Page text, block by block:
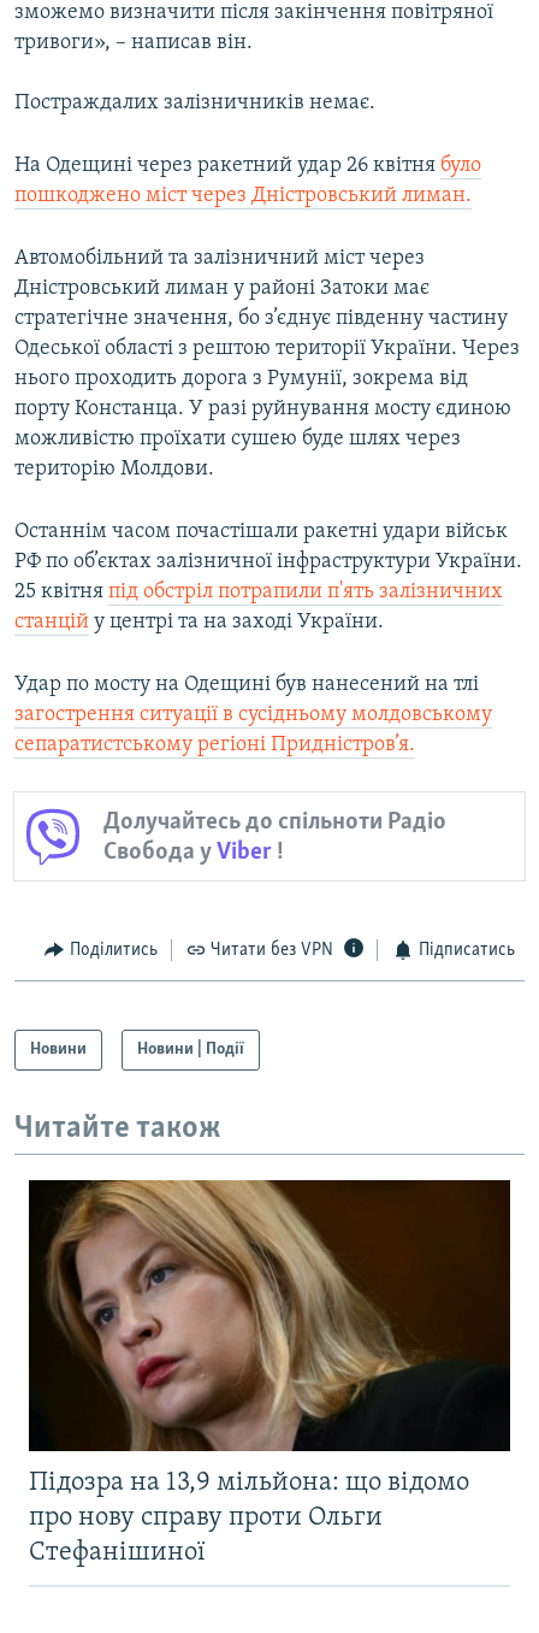
Усі сайти RFE/RL
зможемо визначити після закінчення повітряної
тривоги», – написав він.
Постраждалих залізничників немає.
На Одещині через ракетний удар 26 квітня було
пошкоджено міст через Дністровський лиман.
Автомобільний та залізничний міст через
Дністровський лиман у районі Затоки має
стратегічне значення, бо з’єднує південну частину
Одеської області з рештою території України. Через
нього проходить дорога з Румунії, зокрема від
порту Констанца. У разі руйнування мосту єдиною
можливістю проїхати сушею буде шлях через
територію Молдови.
Останнім часом почастішали ракетні удари військ
РФ по об’єктах залізничної інфраструктури України.
25 квітня під обстріл потрапили п'ять залізничних
станцій у центрі та на заході України.
Удар по мосту на Одещині був нанесений на тлі
загострення ситуації в сусідньому молдовському
сепаратистському регіоні Придністров’я.
Долучайтесь до спільноти Радіо
Свобода уViber !
Поділитись Читати без VPN Підписатись
Новини Новини | Події
Читайте також
Підозра на 13,9 мільйона: що відомо
про нову справу проти Ольги
Стефанішиної